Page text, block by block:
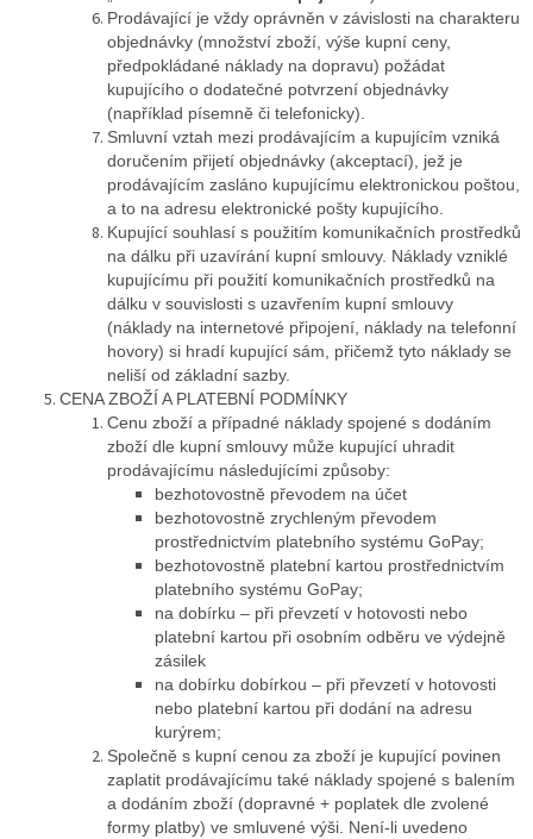
Prodávající je vždy oprávněn v závislosti na charakteru
objednávky (množství zboží, výše kupní ceny,
předpokládané náklady na dopravu) požádat
kupujícího o dodatečné potvrzení objednávky
(například písemně či telefonicky).
Smluvní vztah mezi prodávajícím a kupujícím vzniká
doručením přijetí objednávky (akceptací), jež je
prodávajícím zasláno kupujícímu elektronickou poštou,
a to na adresu elektronické pošty kupujícího.
Kupující souhlasí s použitím komunikačních prostředků
na dálku při uzavírání kupní smlouvy. Náklady vzniklé
kupujícímu při použití komunikačních prostředků na
dálku v souvislosti s uzavřením kupní smlouvy
(náklady na internetové připojení, náklady na telefonní
hovory) si hradí kupující sám, přičemž tyto náklady se
neliší od základní sazby.
CENA ZBOŽÍ A PLATEBNÍ PODMÍNKY
Cenu zboží a případné náklady spojené s dodáním
zboží dle kupní smlouvy může kupující uhradit
prodávajícímu následujícími způsoby:
bezhotovostně převodem na účet
bezhotovostně zrychleným převodem
prostřednictvím platebního systému GoPay;
bezhotovostně platební kartou prostřednictvím
platebního systému GoPay;
na dobírku – při převzetí v hotovosti nebo
platební kartou při osobním odběru ve výdejně
zásilek
na dobírku dobírkou – při převzetí v hotovosti
nebo platební kartou při dodání na adresu
kurýrem;
Společně s kupní cenou za zboží je kupující povinen
zaplatit prodávajícímu také náklady spojené s balením
a dodáním zboží (dopravné + poplatek dle zvolené
formy platby) ve smluvené výši. Není-li uvedeno